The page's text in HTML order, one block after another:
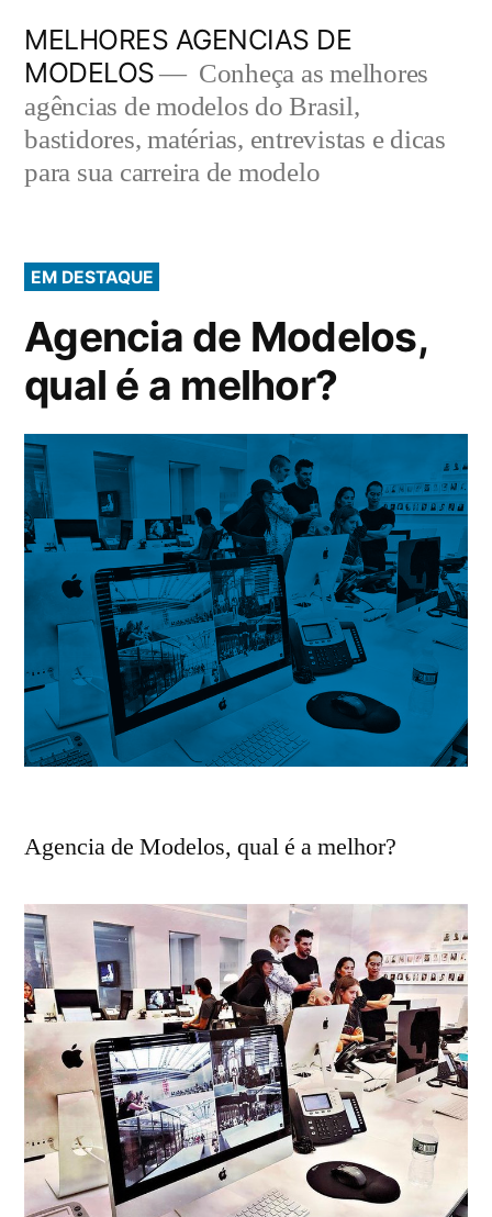
para
conteúdo
MELHORES AGENCIAS DE
MODELOS
Conheça as melhores
agências de modelos do Brasil,
bastidores, matérias, entrevistas e dicas
para sua carreira de modelo
EM DESTAQUE
Agencia de Modelos,
qual é a melhor?
Agencia de Modelos, qual é a melhor?